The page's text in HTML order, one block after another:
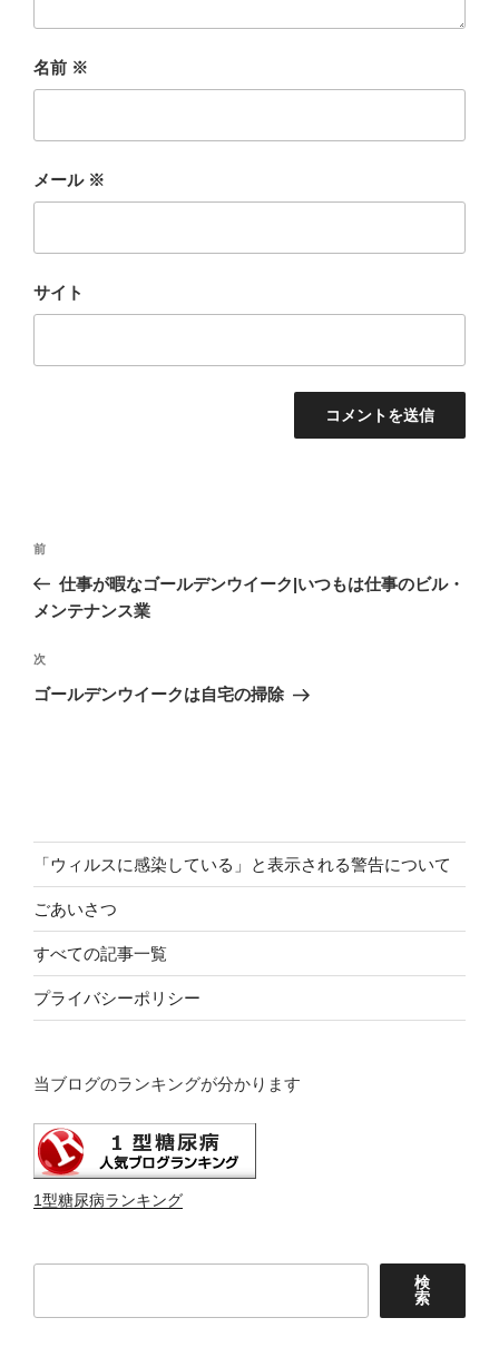
名前 ※
メール ※
サイト
投
ナ
ゲ
ー
前
の
投
前
仕事が暇なゴールデンウイーク|いつもは仕事のビル・
メンテナンス業
次
の
次
ゴールデンウイークは自宅の掃除
「ウィルスに感染している」と表示される警告について
ごあいさつ
すべての記事一覧
プライバシーポリシー
当ブログのランキングが分かります
1型糖尿病ランキング
検
索